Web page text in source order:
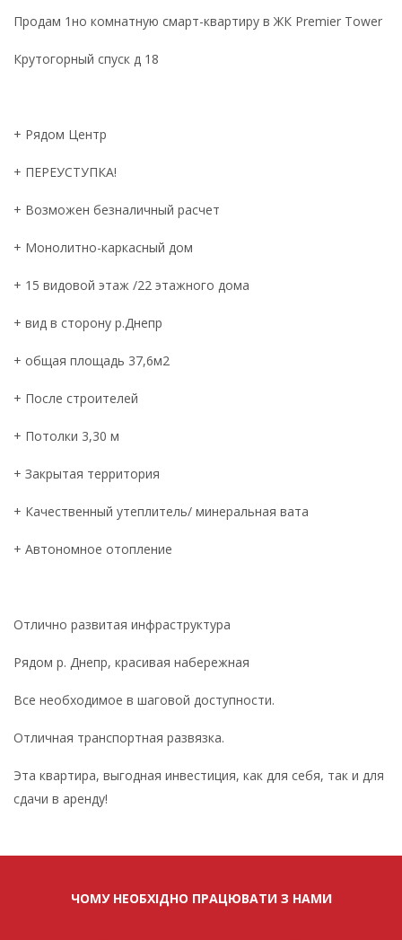
Продам 1но комнатную смарт-квартиру в ЖК Premier Tower
Крутогорный спуск д 18
+ Рядом Центр
+ ПЕРЕУСТУПКА!
+ Возможен безналичный расчет
+ Монолитно-каркасный дом
+ 15 видовой этаж /22 этажного дома
+ вид в сторону р.Днепр
+ общая площадь 37,6м2
+ После строителей
+ Потолки 3,30 м
+ Закрытая территория
+ Качественный утеплитель/ минеральная вата
+ Автономное отопление
Отлично развитая инфраструктура
Рядом р. Днепр, красивая набережная
Все необходимое в шаговой доступности.
Отличная транспортная развязка.
Эта квартира, выгодная инвестиция, как для себя, так и для
сдачи в аренду!
ЧОМУ НЕОБХІДНО ПРАЦЮВАТИ З НАМИ